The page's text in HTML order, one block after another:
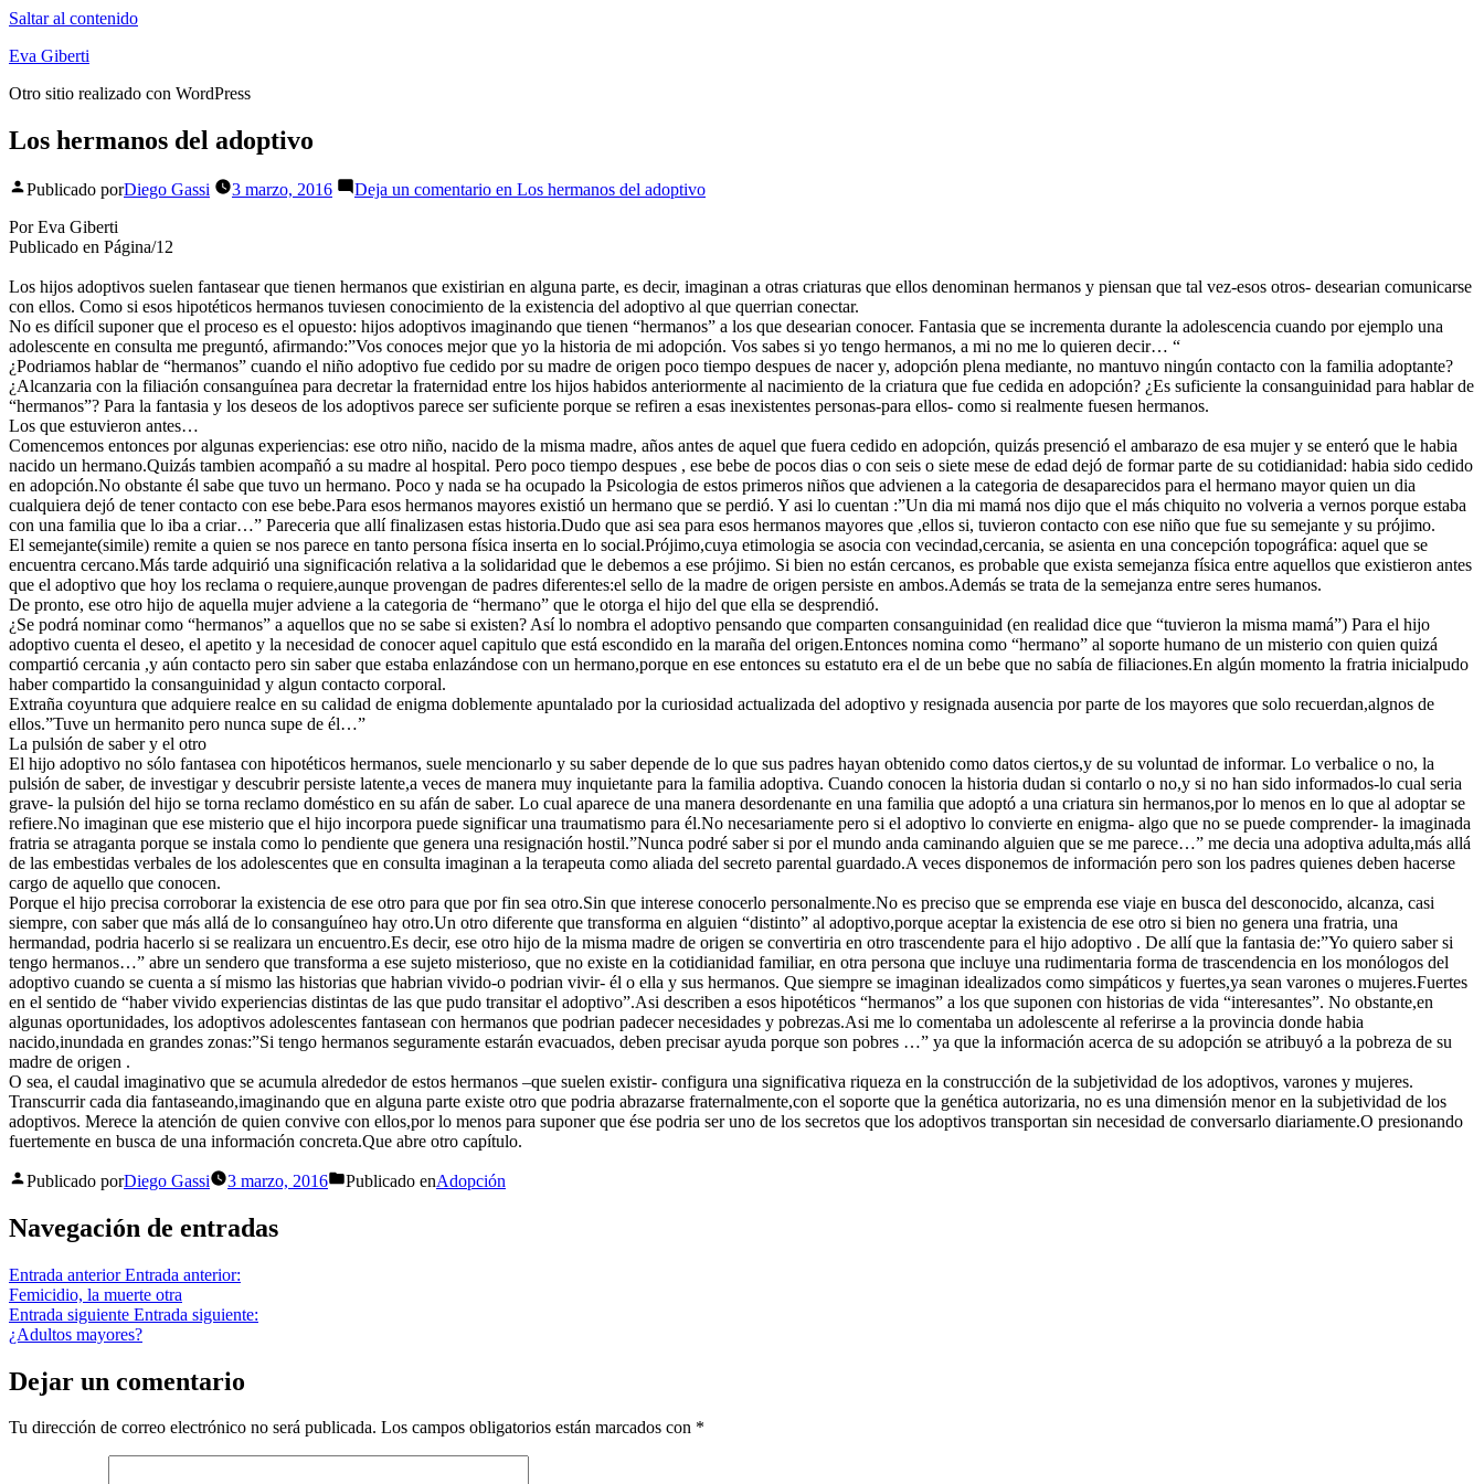
Saltar al contenido
Eva Giberti
Otro sitio realizado con WordPress
Los hermanos del adoptivo
Publicado porDiego Gassi 3 marzo, 2016 Deja un comentario en Los hermanos del adoptivo
Por Eva Giberti
Publicado en Página/12
Los hijos adoptivos suelen fantasear que tienen hermanos que existirian en alguna parte, es decir, imaginan a otras criaturas que ellos denominan hermanos y piensan que tal vez-esos otros- desearian comunicarse
con ellos. Como si esos hipotéticos hermanos tuviesen conocimiento de la existencia del adoptivo al que querrian conectar.
No es difícil suponer que el proceso es el opuesto: hijos adoptivos imaginando que tienen “hermanos” a los que desearian conocer. Fantasia que se incrementa durante la adolescencia cuando por ejemplo una
adolescente en consulta me preguntó, afirmando:”Vos conoces mejor que yo la historia de mi adopción. Vos sabes si yo tengo hermanos, a mi no me lo quieren decir… “
¿Podriamos hablar de “hermanos” cuando el niño adoptivo fue cedido por su madre de origen poco tiempo despues de nacer y, adopción plena mediante, no mantuvo ningún contacto con la familia adoptante?
¿Alcanzaria con la filiación consanguínea para decretar la fraternidad entre los hijos habidos anteriormente al nacimiento de la criatura que fue cedida en adopción? ¿Es suficiente la consanguinidad para hablar de
“hermanos”? Para la fantasia y los deseos de los adoptivos parece ser suficiente porque se refiren a esas inexistentes personas-para ellos- como si realmente fuesen hermanos.
Los que estuvieron antes…
Comencemos entonces por algunas experiencias: ese otro niño, nacido de la misma madre, años antes de aquel que fuera cedido en adopción, quizás presenció el ambarazo de esa mujer y se enteró que le habia
nacido un hermano.Quizás tambien acompañó a su madre al hospital. Pero poco tiempo despues , ese bebe de pocos dias o con seis o siete mese de edad dejó de formar parte de su cotidianidad: habia sido cedido
en adopción.No obstante él sabe que tuvo un hermano. Poco y nada se ha ocupado la Psicologia de estos primeros niños que advienen a la categoria de desaparecidos para el hermano mayor quien un dia
cualquiera dejó de tener contacto con ese bebe.Para esos hermanos mayores existió un hermano que se perdió. Y asi lo cuentan :”Un dia mi mamá nos dijo que el más chiquito no volveria a vernos porque estaba
con una familia que lo iba a criar…” Pareceria que allí finalizasen estas historia.Dudo que asi sea para esos hermanos mayores que ,ellos si, tuvieron contacto con ese niño que fue su semejante y su prójimo.
El semejante(simile) remite a quien se nos parece en tanto persona física inserta en lo social.Prójimo,cuya etimologia se asocia con vecindad,cercania, se asienta en una concepción topográfica: aquel que se
encuentra cercano.Más tarde adquirió una significación relativa a la solidaridad que le debemos a ese prójimo. Si bien no están cercanos, es probable que exista semejanza física entre aquellos que existieron antes
que el adoptivo que hoy los reclama o requiere,aunque provengan de padres diferentes:el sello de la madre de origen persiste en ambos.Además se trata de la semejanza entre seres humanos.
De pronto, ese otro hijo de aquella mujer adviene a la categoria de “hermano” que le otorga el hijo del que ella se desprendió.
¿Se podrá nominar como “hermanos” a aquellos que no se sabe si existen? Así lo nombra el adoptivo pensando que comparten consanguinidad (en realidad dice que “tuvieron la misma mamá”) Para el hijo
adoptivo cuenta el deseo, el apetito y la necesidad de conocer aquel capitulo que está escondido en la maraña del origen.Entonces nomina como “hermano” al soporte humano de un misterio con quien quizá
compartió cercania ,y aún contacto pero sin saber que estaba enlazándose con un hermano,porque en ese entonces su estatuto era el de un bebe que no sabía de filiaciones.En algún momento la fratria inicialpudo
haber compartido la consanguinidad y algun contacto corporal.
Extraña coyuntura que adquiere realce en su calidad de enigma doblemente apuntalado por la curiosidad actualizada del adoptivo y resignada ausencia por parte de los mayores que solo recuerdan,algnos de
ellos.”Tuve un hermanito pero nunca supe de él…”
La pulsión de saber y el otro
El hijo adoptivo no sólo fantasea con hipotéticos hermanos, suele mencionarlo y su saber depende de lo que sus padres hayan obtenido como datos ciertos,y de su voluntad de informar. Lo verbalice o no, la
pulsión de saber, de investigar y descubrir persiste latente,a veces de manera muy inquietante para la familia adoptiva. Cuando conocen la historia dudan si contarlo o no,y si no han sido informados-lo cual seria
grave- la pulsión del hijo se torna reclamo doméstico en su afán de saber. Lo cual aparece de una manera desordenante en una familia que adoptó a una criatura sin hermanos,por lo menos en lo que al adoptar se
refiere.No imaginan que ese misterio que el hijo incorpora puede significar una traumatismo para él.No necesariamente pero si el adoptivo lo convierte en enigma- algo que no se puede comprender- la imaginada
fratria se atraganta porque se instala como lo pendiente que genera una resignación hostil.”Nunca podré saber si por el mundo anda caminando alguien que se me parece…” me decia una adoptiva adulta,más allá
de las embestidas verbales de los adolescentes que en consulta imaginan a la terapeuta como aliada del secreto parental guardado.A veces disponemos de información pero son los padres quienes deben hacerse
cargo de aquello que conocen.
Porque el hijo precisa corroborar la existencia de ese otro para que por fin sea otro.Sin que interese conocerlo personalmente.No es preciso que se emprenda ese viaje en busca del desconocido, alcanza, casi
siempre, con saber que más allá de lo consanguíneo hay otro.Un otro diferente que transforma en alguien “distinto” al adoptivo,porque aceptar la existencia de ese otro si bien no genera una fratria, una
hermandad, podria hacerlo si se realizara un encuentro.Es decir, ese otro hijo de la misma madre de origen se convertiria en otro trascendente para el hijo adoptivo . De allí que la fantasia de:”Yo quiero saber si
tengo hermanos…” abre un sendero que transforma a ese sujeto misterioso, que no existe en la cotidianidad familiar, en otra persona que incluye una rudimentaria forma de trascendencia en los monólogos del
adoptivo cuando se cuenta a sí mismo las historias que habrian vivido-o podrian vivir- él o ella y sus hermanos. Que siempre se imaginan idealizados como simpáticos y fuertes,ya sean varones o mujeres.Fuertes
en el sentido de “haber vivido experiencias distintas de las que pudo transitar el adoptivo”.Asi describen a esos hipotéticos “hermanos” a los que suponen con historias de vida “interesantes”. No obstante,en
algunas oportunidades, los adoptivos adolescentes fantasean con hermanos que podrian padecer necesidades y pobrezas.Asi me lo comentaba un adolescente al referirse a la provincia donde habia
nacido,inundada en grandes zonas:”Si tengo hermanos seguramente estarán evacuados, deben precisar ayuda porque son pobres …” ya que la información acerca de su adopción se atribuyó a la pobreza de su
madre de origen .
O sea, el caudal imaginativo que se acumula alrededor de estos hermanos –que suelen existir- configura una significativa riqueza en la construcción de la subjetividad de los adoptivos, varones y mujeres.
Transcurrir cada dia fantaseando,imaginando que en alguna parte existe otro que podria abrazarse fraternalmente,con el soporte que la genética autorizaria, no es una dimensión menor en la subjetividad de los
adoptivos. Merece la atención de quien convive con ellos,por lo menos para suponer que ése podria ser uno de los secretos que los adoptivos transportan sin necesidad de conversarlo diariamente.O presionando
fuertemente en busca de una información concreta.Que abre otro capítulo.
Publicado porDiego Gassi 3 marzo, 2016 Publicado enAdopción
Navegación de entradas
Entrada anterior Entrada anterior:
Femicidio, la muerte otra
Entrada siguiente Entrada siguiente:
¿Adultos mayores?
Dejar un comentario
Tu dirección de correo electrónico no será publicada. Los campos obligatorios están marcados con *